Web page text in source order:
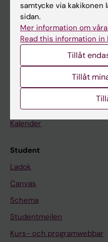
Utbildning
Forskarutbildning
Forskning
På gång
Nyheter
Kalender
Student
Ladok
Canvas
Schema
Studentmejlen
Kurs- och programwebbar
samtycke via kakikonen
sidan.
Mer information om
Read this information in
Tillåt
Tillåt